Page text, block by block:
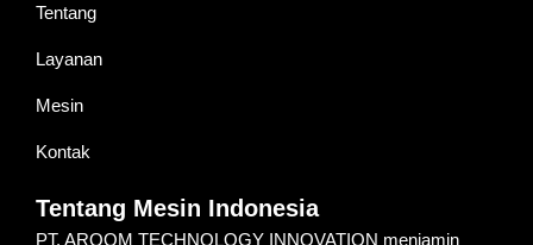
Tentang
Layanan
Mesin
Kontak
Tentang Mesin Indonesia
PT. ARQOM TECHNOLOGY INNOVATION menjamin